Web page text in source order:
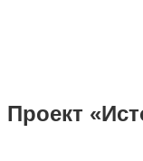
Проект